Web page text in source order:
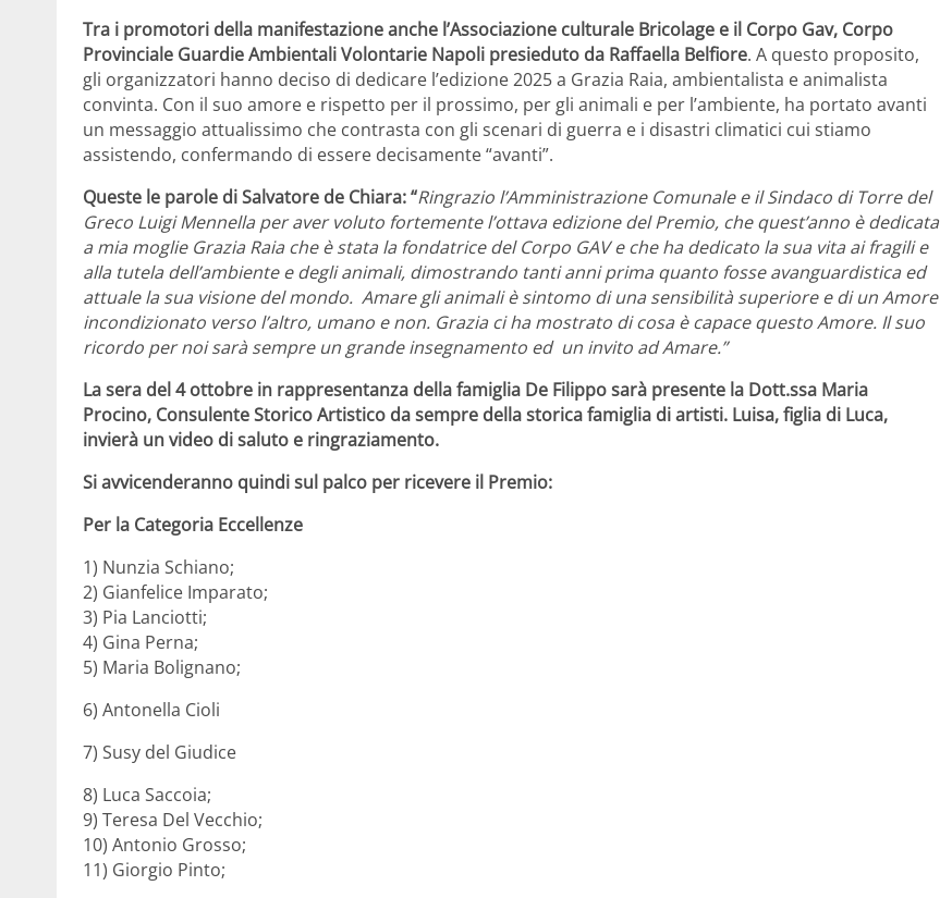
Tra i promotori della manifestazione anche l’Associazione culturale Bricolage e il Corpo Gav, Corpo
Provinciale Guardie Ambientali Volontarie Napoli presieduto da Raffaella Belfiore. A questo proposito,
gli organizzatori hanno deciso di dedicare l’edizione 2025 a Grazia Raia, ambientalista e animalista
convinta. Con il suo amore e rispetto per il prossimo, per gli animali e per l’ambiente, ha portato avanti
un messaggio attualissimo che contrasta con gli scenari di guerra e i disastri climatici cui stiamo
assistendo, confermando di essere decisamente “avanti”.
Queste le parole di Salvatore de Chiara: “Ringrazio l’Amministrazione Comunale e il Sindaco di Torre del
Greco Luigi Mennella per aver voluto fortemente l’ottava edizione del Premio, che quest’anno è dedicata
a mia moglie Grazia Raia che è stata la fondatrice del Corpo GAV e che ha dedicato la sua vita ai fragili e
alla tutela dell’ambiente e degli animali, dimostrando tanti anni prima quanto fosse avanguardistica ed
attuale la sua visione del mondo. Amare gli animali è sintomo di una sensibilità superiore e di un Amore
incondizionato verso l’altro, umano e non. Grazia ci ha mostrato di cosa è capace questo Amore. Il suo
ricordo per noi sarà sempre un grande insegnamento ed un invito ad Amare.”
La sera del 4 ottobre in rappresentanza della famiglia De Filippo sarà presente la Dott.ssa Maria
Procino, Consulente Storico Artistico da sempre della storica famiglia di artisti. Luisa, figlia di Luca,
invierà un video di saluto e ringraziamento.
Si avvicenderanno quindi sul palco per ricevere il Premio:
Per la Categoria Eccellenze
1) Nunzia Schiano;
2) Gianfelice Imparato;
3) Pia Lanciotti;
4) Gina Perna;
5) Maria Bolignano;
6) Antonella Cioli
7) Susy del Giudice
8) Luca Saccoia;
9) Teresa Del Vecchio;
10) Antonio Grosso;
11) Giorgio Pinto;